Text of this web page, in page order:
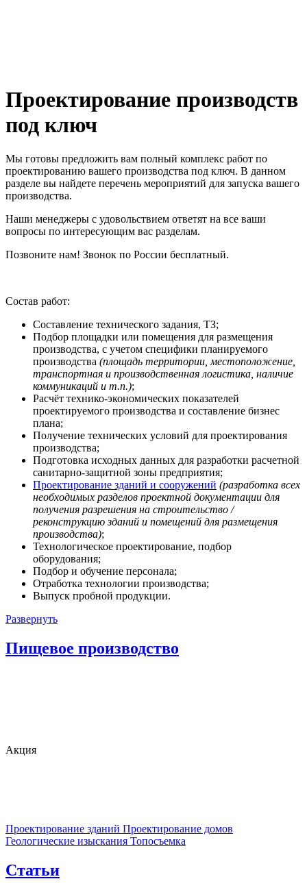
Проектирование производств
под ключ
Мы готовы предложить вам полный комплекс работ по
проектированию вашего производства под ключ. В данном
разделе вы найдете перечень мероприятий для запуска вашего
производства.
Наши менеджеры с удовольствием ответят на все ваши
вопросы по интересующим вас разделам.
Позвоните нам! Звонок по России бесплатный.
Состав работ:
Составление технического задания, ТЗ;
Подбор площадки или помещения для размещения
производства, с учетом специфики планируемого
производства (площадь территории, местоположение,
транспортная и производственная логистика, наличие
коммуникаций и т.п.);
Расчёт технико-экономических показателей
проектируемого производства и составление бизнес
плана;
Получение технических условий для проектирования
производства;
Подготовка исходных данных для разработки расчетной
санитарно-защитной зоны предприятия;
Проектирование зданий и сооружений (разработка всех
необходимых разделов проектной документации для
получения разрешения на строительство /
реконструкцию зданий и помещений для размещения
производства);
Технологическое проектирование, подбор
оборудования;
Подбор и обучение персонала;
Отработка технологии производства;
Выпуск пробной продукции.
Развернуть
Пищевое производство
Акция
Проектирование зданий Проектирование домов
Геологические изыскания Топосъемка
Статьи